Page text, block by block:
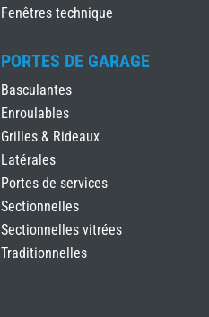
Fenêtres technique
PORTES DE GARAGE
Basculantes
Enroulables
Grilles & Rideaux
Latérales
Portes de services
Sectionnelles
Sectionnelles vitrées
Traditionnelles